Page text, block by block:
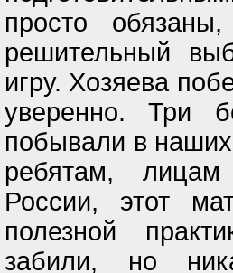
просто
решительный
игру. Хозяева
уверенно. Три
побывали в
ребятам,
России, этот
полезной
забили, но